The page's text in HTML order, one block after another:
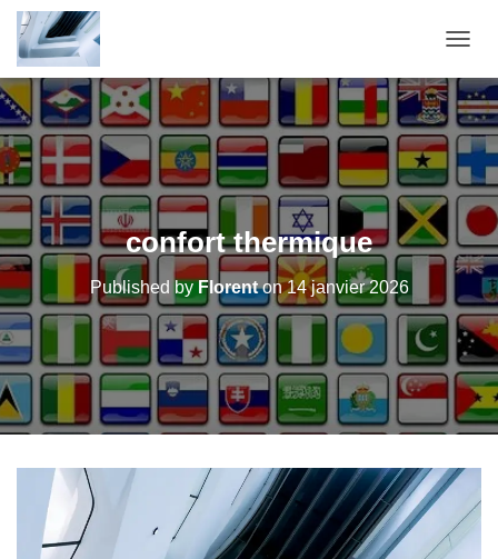
confort thermique
Published byFlorenton14 janvier 2026